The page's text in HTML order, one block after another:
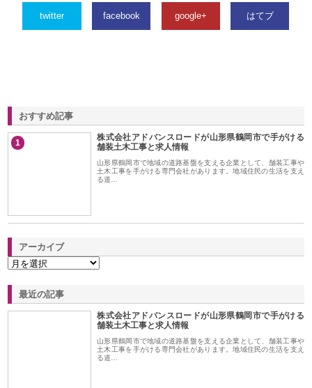
twitter facebook google+ はてブ
おすすめ記事
1
株式会社アドバンスロードが山形県鶴岡市で手がける
舗装土木工事と求人情報
山形県鶴岡市で地域の道路基盤を支える企業として、舗装工事や
土木工事を手がける専門会社があります。地域住民の生活を支え
る道…
アーカイブ
最近の記事
株式会社アドバンスロードが山形県鶴岡市で手がける
舗装土木工事と求人情報
山形県鶴岡市で地域の道路基盤を支える企業として、舗装工事や
土木工事を手がける専門会社があります。地域住民の生活を支え
る道…